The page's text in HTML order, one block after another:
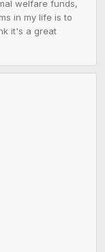
welfare funds,
in my life is to
it's a great